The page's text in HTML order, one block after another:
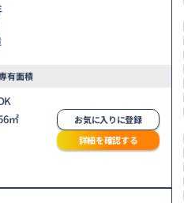
有面積
㎡
お気に入りに登録
詳細を確認する